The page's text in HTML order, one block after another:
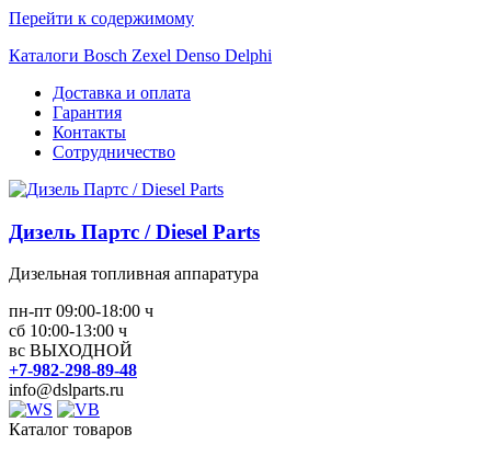
Перейти к содержимому
Каталоги Bosch Zexel Denso Delphi
Доставка и оплата
Гарантия
Контакты
Сотрудничество
Дизель Партс / Diesel Parts
Дизельная топливная аппаратура
пн-пт 09:00-18:00 ч
сб 10:00-13:00 ч
вс ВЫХОДНОЙ
+7-982-298-89-48
info@dslparts.ru
Каталог товаров